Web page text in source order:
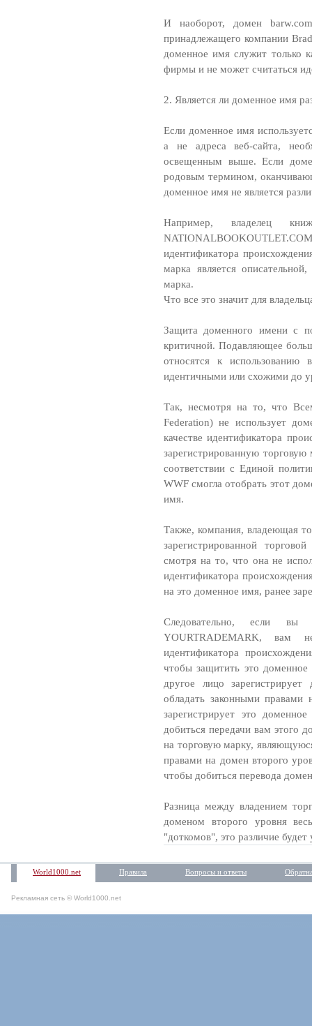
И наоборот, домен
принадлежащего компании
доменное имя служит только
фирмы и не может считаться
2. Является ли доменное имя
Если доменное имя
а не адреса веб-сайта,
освещенным выше. Если
родовым термином,
доменное имя не является
Например, владелец
идентификатора
марка является
марка.
Что все это значит для
Защита доменного имени с
критичной. Подавляющее
относятся к
идентичными или схожими до
Так, несмотря на то, что
Federation) не использует
качестве идентификатора
зарегистрированную
соответствии с Единой
WWF смогла отобрать этот
имя.
Также, компания, владеющая
зарегистрированной
смотря на то, что она не
идентификатора
на это доменное имя, ранее
Следовательно, если вы
YOURTRADEMARK, вам
идентификатора
чтобы защитить это
другое лицо
обладать законными
зарегистрирует это
добиться передачи вам этого
на торговую марку,
правами на домен второго
чтобы добиться перевода
Разница между владением
доменом второго уровня
"доткомов", это различие будет
World1000.net Правила Вопросы и ответы
Рекламная сеть © World1000.net